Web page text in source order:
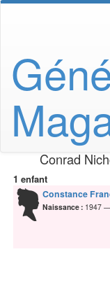
Conrad
1 enfant
Constance
Naissance : 1947